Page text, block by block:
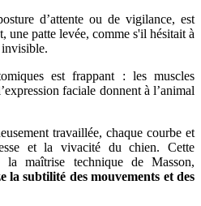
d’attente ou de vigilance, est
une patte levée, comme s'il hésitait à
invisible.
est frappant : les muscles
faciale donnent à l’animal
travaillée, chaque courbe et
et la vivacité du chien. Cette
maîtrise technique de Masson,
la subtilité des mouvements et des